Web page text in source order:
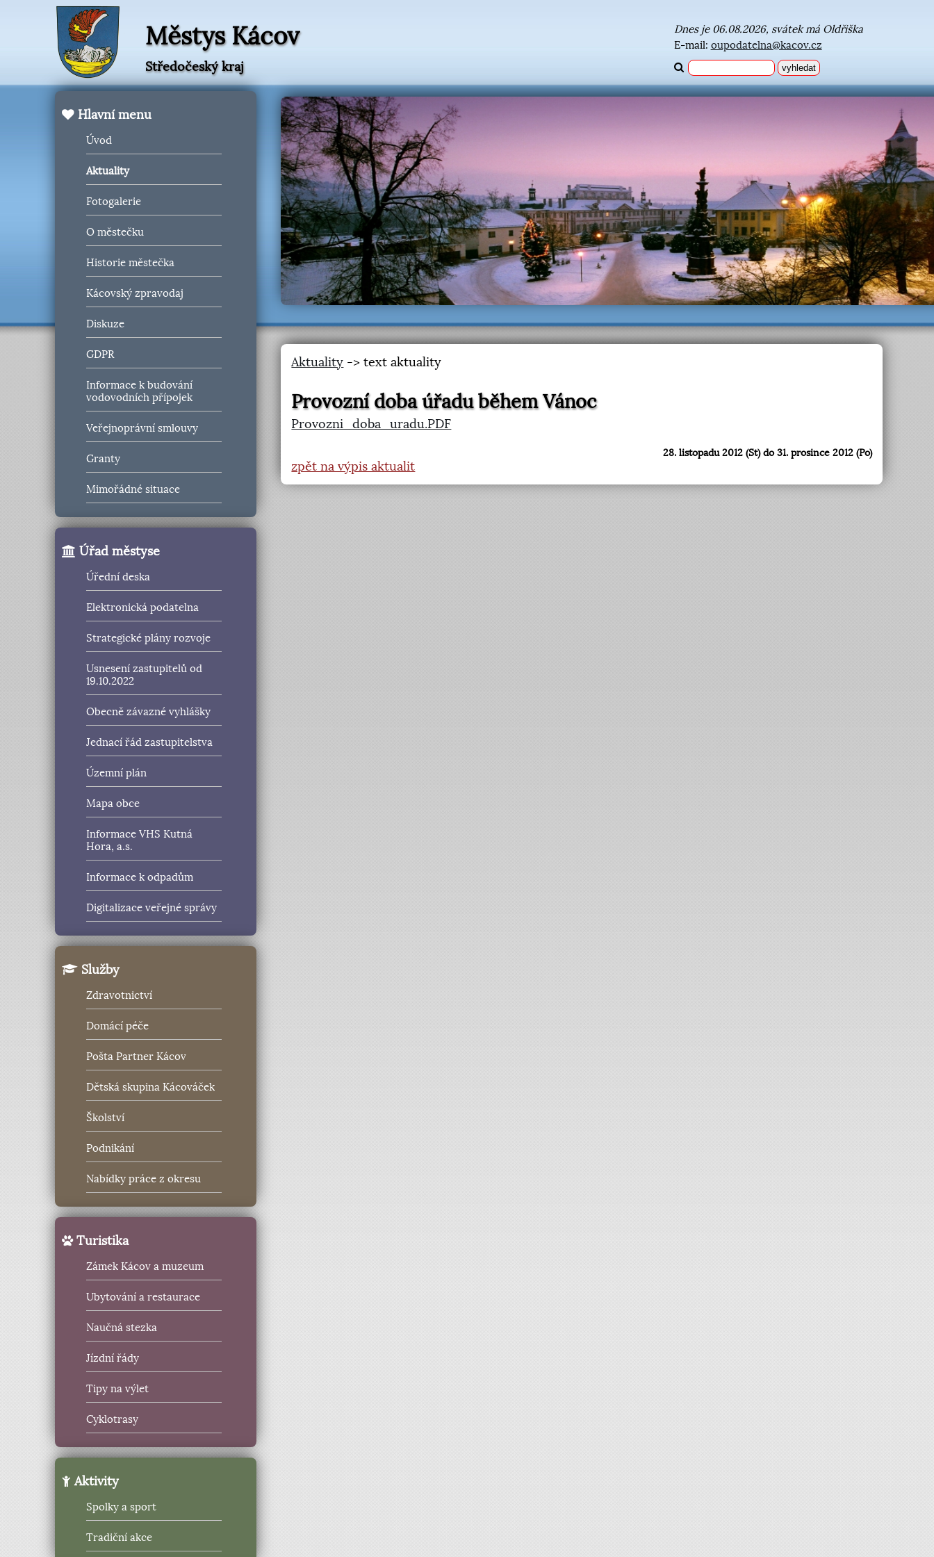
Městys Kácov
Středočeský kraj
Dnes je 06.08.2026, svátek má Oldřiška
E-mail: oupodatelna@kacov.cz
Hlavní menu
Úvod
Aktuality
Fotogalerie
O městečku
Historie městečka
Kácovský zpravodaj
Diskuze
GDPR
Informace k budování
vodovodních přípojek
Veřejnoprávní smlouvy
Granty
Mimořádné situace
Úřad městyse
Úřední deska
Elektronická podatelna
Strategické plány rozvoje
Usnesení zastupitelů od
19.10.2022
Obecně závazné vyhlášky
Jednací řád zastupitelstva
Územní plán
Mapa obce
Informace VHS Kutná
Hora, a.s.
Informace k odpadům
Digitalizace veřejné správy
Služby
Zdravotnictví
Domácí péče
Pošta Partner Kácov
Dětská skupina Kácováček
Školství
Podnikání
Nabídky práce z okresu
Turistika
Zámek Kácov a muzeum
Ubytování a restaurace
Naučná stezka
Jízdní řády
Tipy na výlet
Cyklotrasy
Aktivity
Spolky a sport
Tradiční akce
Aktuality -> text aktuality
Provozní doba úřadu během Vánoc
Provozni_doba_uradu.PDF
28. listopadu 2012 (St) do 31. prosince 2012 (Po)
zpět na výpis aktualit